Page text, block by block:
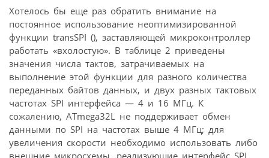
Хотелось бы еще раз обратить внимание на
постоянное использование неоптимизированной
функции transSPI (), заставляющей микроконтроллер
работать «вхолостую». В таблице 2 приведены
значения числа тактов, затрачиваемых на
выполнение этой функции для разного количества
переданных байтов данных, и двух разных тактовых
частотах SPI интерфейса — 4 и 16 МГц. К
сожалению, ATmega32L не поддерживает обмен
данными по SPI на частотах выше 4 МГц; для
увеличения скорости необходимо использовать либо
внешние микросхемы, реализующие интерфейс SPI,